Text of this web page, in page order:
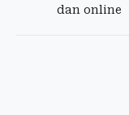
dan online